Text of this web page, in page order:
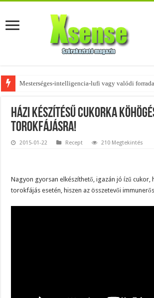
Mesterséges-intelligencia-lufi vagy valódi
Házi készítésű cukorka
torokfájásra!
2015-01-22 Recept 210 Megtekintés
Nagyon gyorsan elkészíthető, igazán jó ízű cukor,
torokfájás esetén, hiszen az összetevői